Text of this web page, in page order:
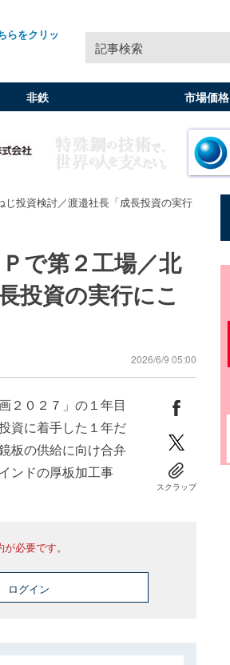
らをクリッ
記事検索
非鉄 市場価格
投資検討／渡邉社長「成長投資の実行
で第２工場／北
投資の実行にこ
2026/6/9 05:00
２０２７」の１年目
資に着手した１年だ
板の供給に向け合弁
ンドの厚板加工事
スクラップ
必要です。
ログイン